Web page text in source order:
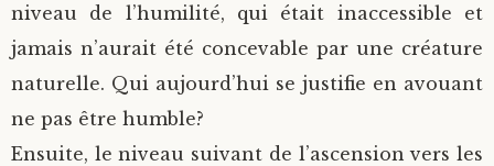
niveau de l’humilité, qui était inaccessible et
jamais n’aurait été concevable par une créature
naturelle. Qui aujourd’hui se justifie en avouant
ne pas être humble?
Ensuite, le niveau suivant de l’ascension vers les